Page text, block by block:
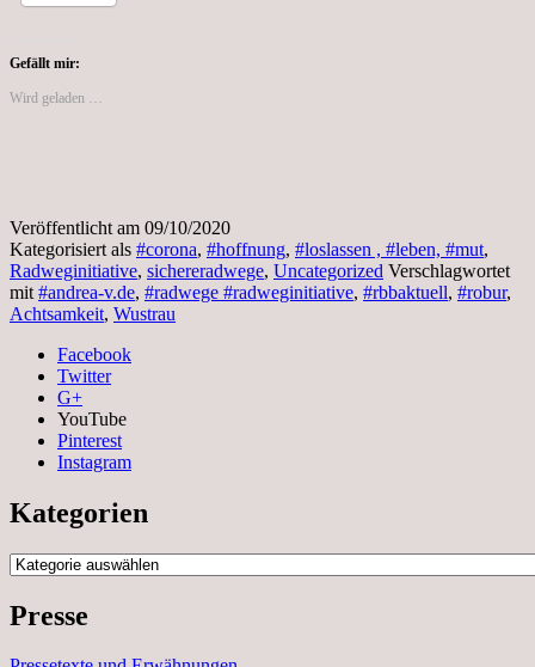
Robur
von
RBB
Gefällt mir:
Wird geladen …
Veröffentlicht am 09/10/2020
Kategorisiert als #corona, #hoffnung, #loslassen , #leben, #mut,
Radweginitiative, sichereradwege, Uncategorized Verschlagwortet
mit #andrea-v.de, #radwege #radweginitiative, #rbbaktuell, #robur,
Achtsamkeit, Wustrau
Facebook
Twitter
G+
YouTube
Pinterest
Instagram
Kategorien
Kategorien
Presse